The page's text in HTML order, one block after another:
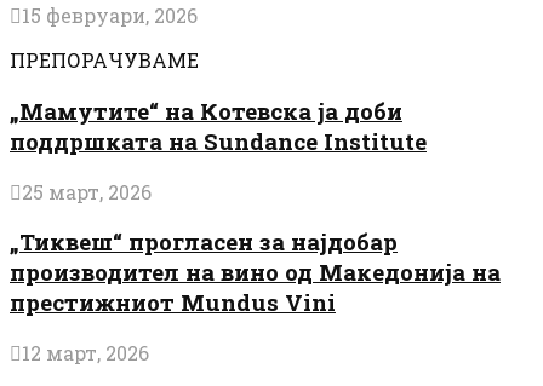
15 февруари, 2026
ПРЕПОРАЧУВАМЕ
„Мамутите“ на Котевска ја доби
поддршката на Sundance Institute
25 март, 2026
„Тиквеш“ прогласен за најдобар
производител на вино од Македонија на
престижниот Mundus Vini
12 март, 2026